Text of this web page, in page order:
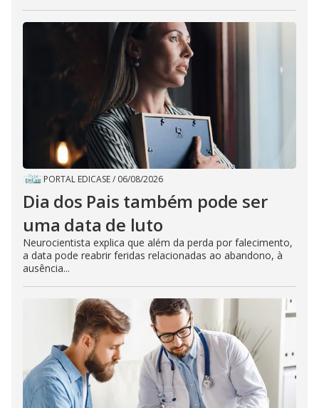
PORTAL EDICASE/ 06/08/2026
Dia dos Pais também pode ser
uma data de luto
Neurocientista explica que além da perda por falecimento,
a data pode reabrir feridas relacionadas ao abandono, à
ausência...